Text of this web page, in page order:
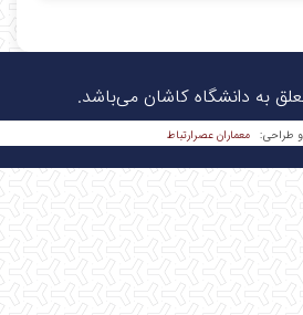
به دانشگاه کاشان می‌باشد.
طراحی: معماران عصر‌ارتباط